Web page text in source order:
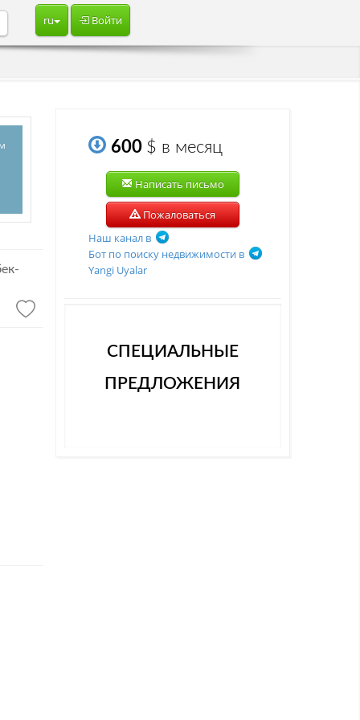
ru Войти
600 $ в месяц
Написать письмо
Пожаловаться
Наш канал в
Бот по поиску недвижимости в
Yangi Uyalar
СПЕЦИАЛЬНЫЕ
ПРЕДЛОЖЕНИЯ